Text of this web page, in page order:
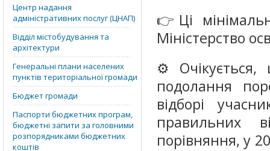
Центр надання
адміністративних послуг (ЦНАП)
Відділ містобудування та
архітектури
Генеральні плани населених
пунктів територіальної громади
Бюджет громади
Паспорти бюджетних програм,
бюджетні запити за головними
розпорядниками бюджетних
коштів
👉Ці
Міністерство
⚙️
подолання
відборі
правильних
порівняння, у